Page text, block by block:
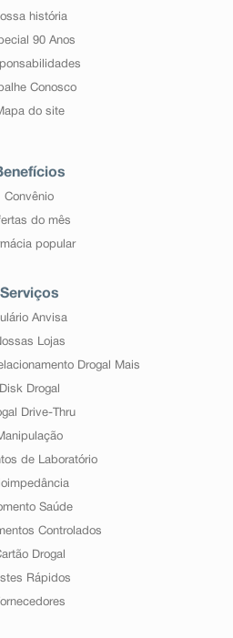
história
90 Anos
Conosco
do site
Convênio
do mês
popular
Serviços
Anvisa
Lojas
Drogal Mais
Disk Drogal
Drive-Thru
de Laboratório
Saúde
Controlados
Drogal
Rápidos